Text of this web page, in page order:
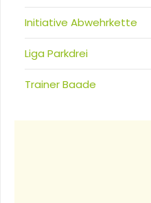
Initiative Abwehrkette
Liga Parkdrei
Trainer Baade